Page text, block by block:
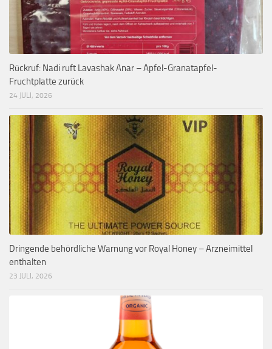
Rückruf: Nadi ruft Lavashak Anar – Apfel-Granatapfel-
Fruchtplatte zurück
24 JULI, 2026
Dringende behördliche Warnung vor Royal Honey – Arzneimittel
enthalten
23 JULI, 2026